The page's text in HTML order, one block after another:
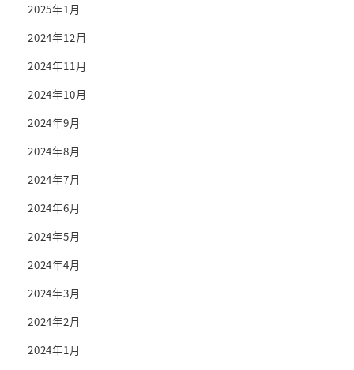
2025年1月
2024年12月
2024年11月
2024年10月
2024年9月
2024年8月
2024年7月
2024年6月
2024年5月
2024年4月
2024年3月
2024年2月
2024年1月